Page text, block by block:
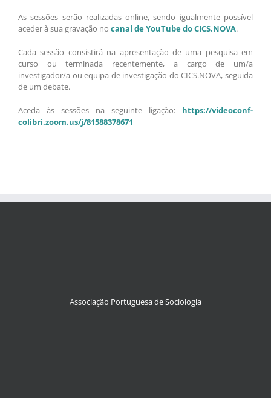
As sessões serão realizadas online, sendo igualmente possível
aceder à sua gravação no canal de YouTube do CICS.NOVA.
Cada sessão consistirá na apresentação de uma pesquisa em
curso ou terminada recentemente, a cargo de um/a
investigador/a ou equipa de investigação do CICS.NOVA, seguida
de um debate.
Aceda às sessões na seguinte ligação: https://videoconf-
colibri.zoom.us/j/81588378671
Associação Portuguesa de Sociologia